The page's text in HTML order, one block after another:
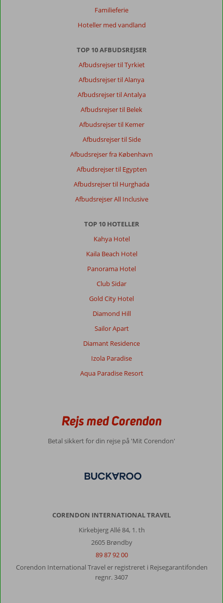
Familieferie
Hoteller med vandland
TOP 10 AFBUDSREJSER
Afbudsrejser til Tyrkiet
Afbudsrejser til Alanya
Afbudsrejser til Antalya
Afbudsrejser til Belek
Afbudsrejser til Kemer
Afbudsrejser til Side
Afbudsrejser fra København
Afbudsrejser til Egypten
Afbudsrejser til Hurghada
Afbudsrejser All Inclusive
TOP 10 HOTELLER
Kahya Hotel
Kaila Beach Hotel
Panorama Hotel
Club Sidar
Gold City Hotel
Diamond Hill
Sailor Apart
Diamant Residence
Izola Paradise
Aqua Paradise Resort
Rejs med Corendon
Betal sikkert for din rejse på 'Mit Corendon'
CORENDON INTERNATIONAL TRAVEL
Kirkebjerg Allé 84, 1. th
2605 Brøndby
89 87 92 00
Corendon International Travel er registreret i Rejsegarantifonden
regnr. 3407